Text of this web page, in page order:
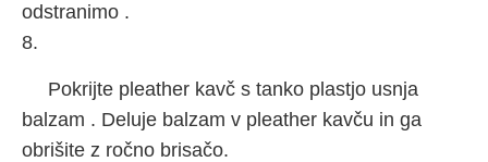
odstranimo .
8.
Pokrijte pleather kavč s tanko plastjo usnja
balzam . Deluje balzam v pleather kavču in ga
obrišite z ročno brisačo.